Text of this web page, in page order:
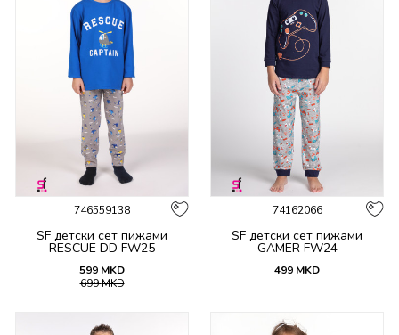
746559138
SF детски сет пижами
RESCUE DD FW25
599 MKD
699MKD
74162066
SF детски сет пижами
GAMER FW24
499 MKD